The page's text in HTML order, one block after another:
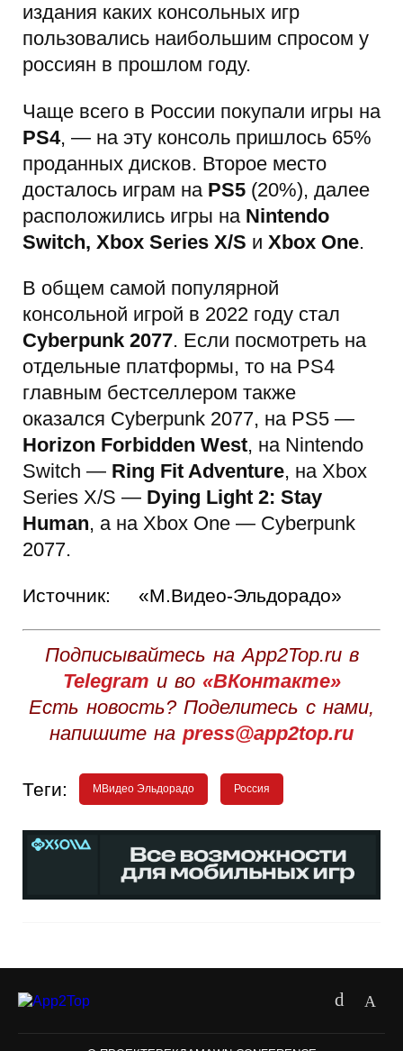
издания каких консольных игр
пользовались наибольшим спросом у
россиян в прошлом году.
Чаще всего в России покупали игры на
PS4, — на эту консоль пришлось 65%
проданных дисков. Второе место
досталось играм на PS5 (20%), далее
расположились игры на Nintendo
Switch, Xbox Series X/S и Xbox One.
В общем самой популярной
консольной игрой в 2022 году стал
Cyberpunk 2077. Если посмотреть на
отдельные платформы, то на PS4
главным бестселлером также
оказался Cyberpunk 2077, на PS5 —
Horizon Forbidden West, на Nintendo
Switch — Ring Fit Adventure, на Xbox
Series X/S — Dying Light 2: Stay
Human, а на Xbox One — Cyberpunk
2077.
Источник: «М.Видео-Эльдорадо»
Подписывайтесь на App2Top.ru в
Telegram и во «ВКонтакте»
Есть новость? Поделитесь с нами,
напишите на press@app2top.ru
Теги: MВидео Эльдорадо Россия